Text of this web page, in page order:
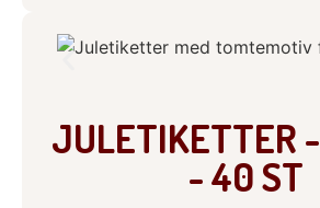
JULETIKETTER
- 40 ST